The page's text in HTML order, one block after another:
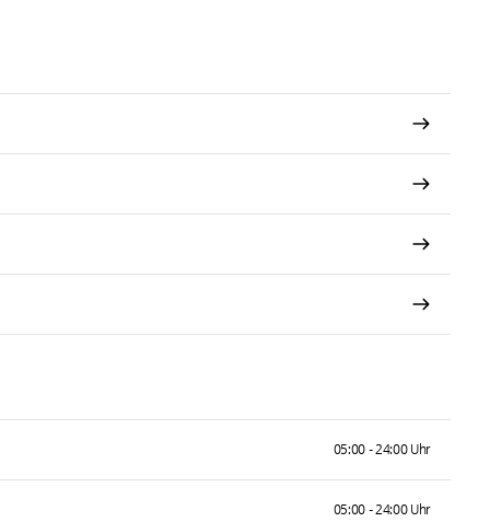
05:00 - 24:00 Uhr
05:00 - 24:00 Uhr